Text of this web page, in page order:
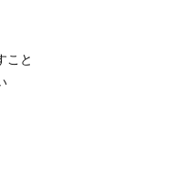
こと